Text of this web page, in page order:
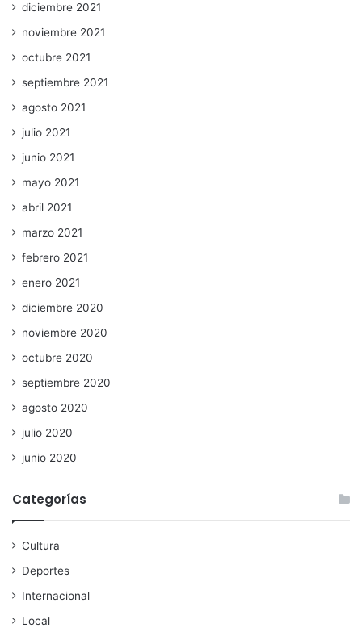
diciembre 2021
noviembre 2021
octubre 2021
septiembre 2021
agosto 2021
julio 2021
junio 2021
mayo 2021
abril 2021
marzo 2021
febrero 2021
enero 2021
diciembre 2020
noviembre 2020
octubre 2020
septiembre 2020
agosto 2020
julio 2020
junio 2020
Categorías
Cultura
Deportes
Internacional
Local